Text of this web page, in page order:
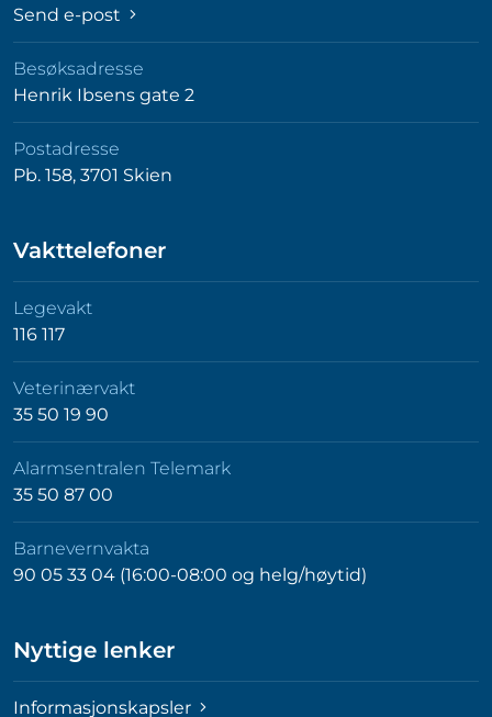
Send e-post
Besøksadresse
Henrik Ibsens gate 2
Postadresse
Pb. 158, 3701 Skien
Vakttelefoner
Legevakt
116 117
Veterinærvakt
35 50 19 90
Alarmsentralen Telemark
35 50 87 00
Barnevernvakta
90 05 33 04 (16:00-08:00 og helg/høytid)
Nyttige lenker
Informasjonskapsler